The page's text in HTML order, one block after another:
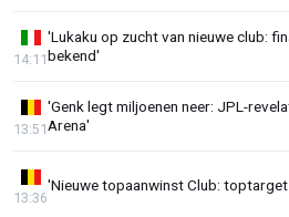
'Lukaku op zucht van nieuwe club:
bekend'
14:11
'Genk legt miljoenen neer: JPL-
Arena'
13:51
'Nieuwe topaanwinst Club:
13:36